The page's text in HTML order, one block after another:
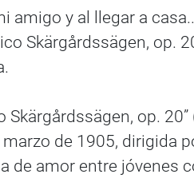
amigo y al llegar a
Skärgårdssägen, op.
Skärgårdssägen, op.
marzo de 1905,
de amor entre jóvenes